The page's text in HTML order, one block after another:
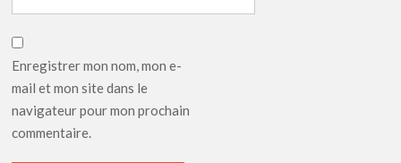
Enregistrer mon nom, mon e-
mail et mon site dans le
navigateur pour mon prochain
commentaire.